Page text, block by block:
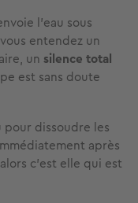
l’eau sous
entendez un
un silence total
est sans doute
pour dissoudre les
après
c’est elle qui est